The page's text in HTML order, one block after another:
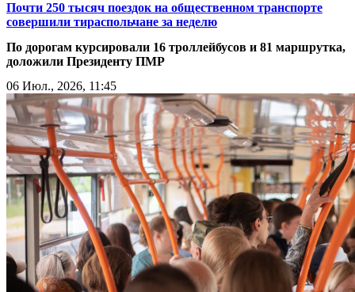
Почти 250 тысяч поездок на общественном транспорте
совершили тираспольчане за неделю
По дорогам курсировали 16 троллейбусов и 81 маршрутка,
доложили Президенту ПМР
06 Июл., 2026, 11:45